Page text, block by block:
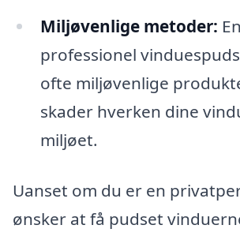
Miljøvenlige metoder: En
professionel
ofte miljøvenlige
skader hverken dine
miljøet.
Uanset om du er en
ønsker at få pudset